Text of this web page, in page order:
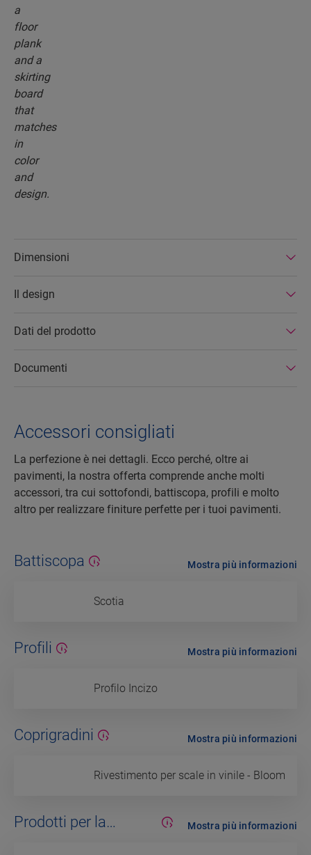
Dimensioni
Il design
Dati del prodotto
Documenti
Accessori consigliati
La perfezione è nei dettagli. Ecco perché, oltre ai
pavimenti, la nostra offerta comprende anche molti
accessori, tra cui sottofondi, battiscopa, profili e molto
altro per realizzare finiture perfette per i tuoi pavimenti.
Battiscopa
Scotia
Mostra più informazioni
Profili
Profilo Incizo
Mostra più informazioni
Coprigradini
Rivestimento per scale in vinile - Bloom
Mostra più informazioni
Prodotti per la
Mostra più informazioni